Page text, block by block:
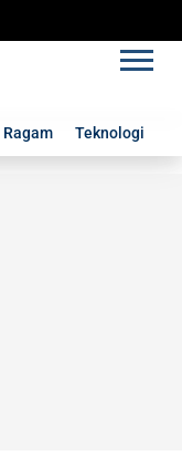
Ragam Teknologi